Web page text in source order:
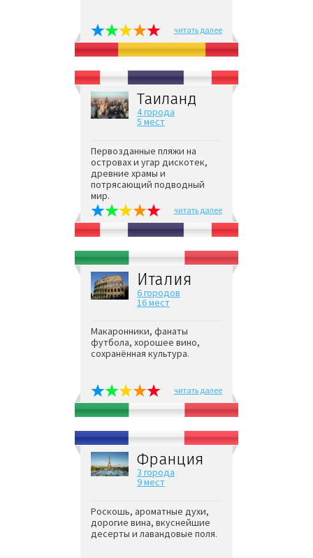
читать далее
Таиланд
4 города
5 мест
Первозданные пляжи на
островах и угар дискотек,
древние храмы и
потрясающий подводный
мир.
читать далее
Италия
6 городов
16 мест
Макаронники, фанаты
футбола, хорошее вино,
сохранённая культура.
читать далее
Франция
3 города
9 мест
Роскошь, ароматные духи,
дорогие вина, вкуснейшие
десерты и лавандовые поля.